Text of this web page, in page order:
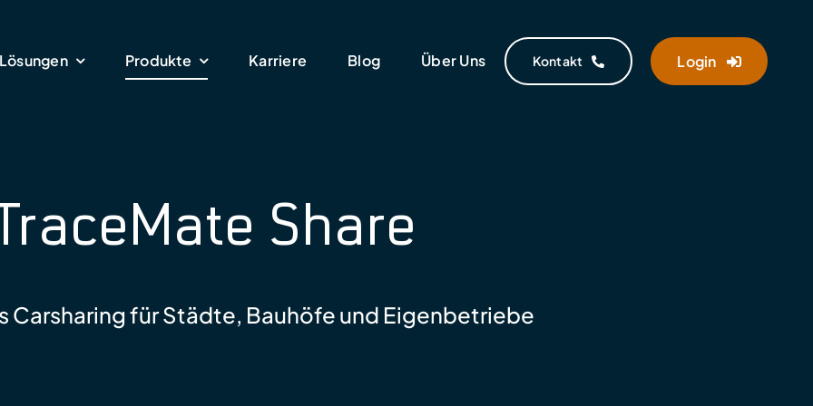
Lösungen Produkte Karriere Blog Über Uns Kontakt Login
TraceMate Share
Carsharing für Städte, Bauhöfe und Eigenbetriebe